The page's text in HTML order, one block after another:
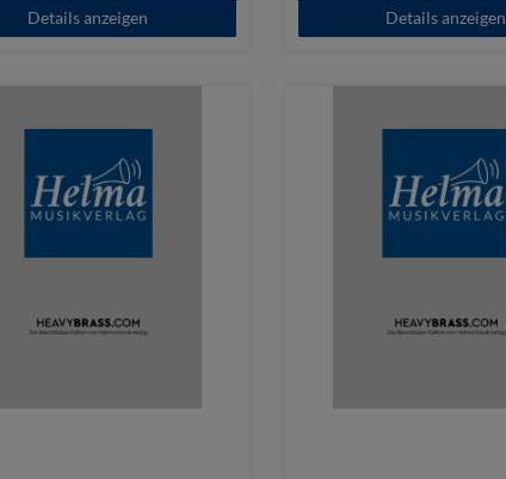
Details anzeigen Details anzeigen